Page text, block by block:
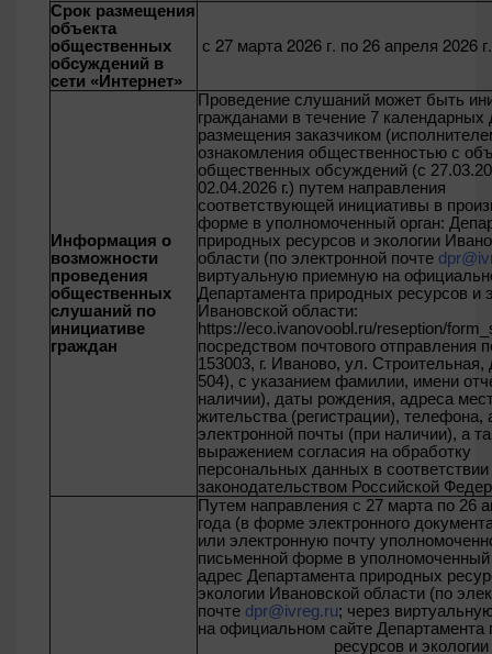
Срок размещения
объекта
общественных
обсуждений в
сети «Интернет»
с 27 марта 2026 г. по 26 апреля 2026 г.
Информация о
возможности
проведения
общественных
слушаний по
инициативе
граждан
Проведение слушаний может быть
гражданами в течение 7 календарных
размещения заказчиком
ознакомления общественностью с
общественных обсуждений (с
02.04.2026 г.) путем направления
соответствующей инициативы в
форме в уполномоченный орган:
природных ресурсов и экологии
области (по электронной почте
виртуальную приемную на
Департамента природных ресурсов и
Ивановской области:
https://eco.ivanovoobl.ru/reseption/
посредством почтового отправления
153003, г. Иваново, ул.
504), с указанием фамилии, имени
наличии), даты рождения, адреса
жительства (регистрации), телефона,
электронной почты (при наличии), а
выражением согласия на обработку
персональных данных в соответствии
законодательством Российской
Путем направления с 27 марта по 26
года (в форме электронного
или электронную почту
письменной форме в уполномоченный
адрес Департамента природных
экологии Ивановской области (по
почте dpr@ivreg.ru; через
на официальном сайте Департамента
ресурсов и экологии